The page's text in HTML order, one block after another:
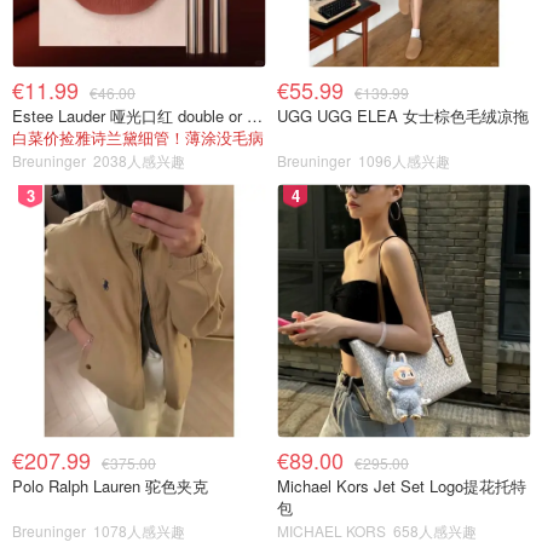
€11.99 €46.00
Estee Lauder 哑光口红 double or nothing色号
白菜价捡雅诗兰黛细管！薄涂没毛病
Breuninger 2038人感兴趣
€55.99 €139.99
UGG UGG ELEA 女士棕色毛绒凉拖
Breuninger 1096人感兴趣
3
€207.99 €375.00
Polo Ralph Lauren 驼色夹克
Breuninger 1078人感兴趣
4
€89.00 €295.00
Michael Kors Jet Set Logo提花托特
包
MICHAEL KORS 658人感兴趣